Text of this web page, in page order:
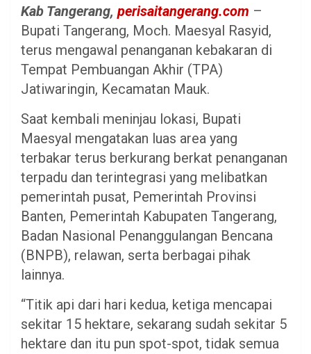
Kab Tangerang, perisaitangerang.com –
Bupati Tangerang, Moch. Maesyal Rasyid,
terus mengawal penanganan kebakaran di
Tempat Pembuangan Akhir (TPA)
Jatiwaringin, Kecamatan Mauk.
Saat kembali meninjau lokasi, Bupati
Maesyal mengatakan luas area yang
terbakar terus berkurang berkat penanganan
terpadu dan terintegrasi yang melibatkan
pemerintah pusat, Pemerintah Provinsi
Banten, Pemerintah Kabupaten Tangerang,
Badan Nasional Penanggulangan Bencana
(BNPB), relawan, serta berbagai pihak
lainnya.
“Titik api dari hari kedua, ketiga mencapai
sekitar 15 hektare, sekarang sudah sekitar 5
hektare dan itu pun spot-spot, tidak semua